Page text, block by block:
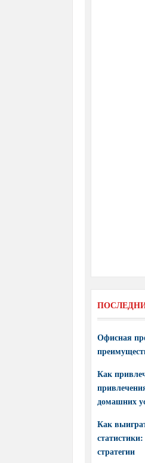
Офисная
Как
домашних
Как
стратегии